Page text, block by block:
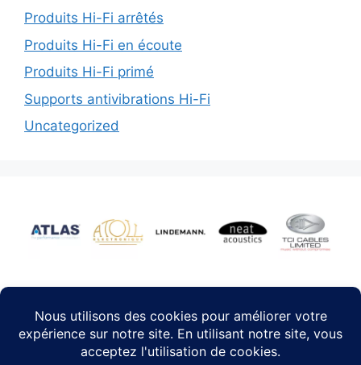
Produits Hi-Fi arrêtés
Produits Hi-Fi en écoute
Produits Hi-Fi primé
Supports antivibrations Hi-Fi
Uncategorized